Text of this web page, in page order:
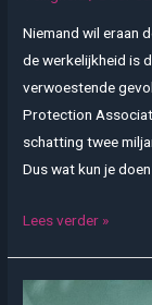
Niemand wil eraan
de werkelijkheid is
verwoestende
Protection
schatting twee
Dus wat kun je
Brandpreventie
Lees verder »